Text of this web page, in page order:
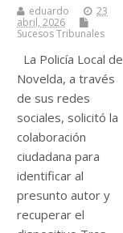
eduardo
23
abril, 2026
Sucesos Tribunales
La Policía Local de
Novelda, a través
de sus redes
sociales, solicitó la
colaboración
ciudadana para
identificar al
presunto autor y
recuperar el